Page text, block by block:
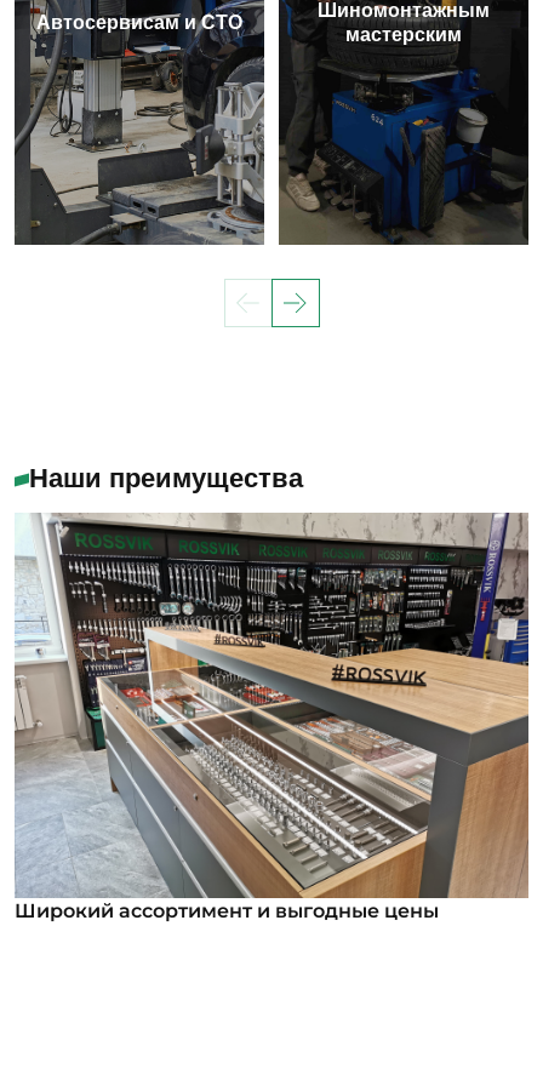
Автосервисам и СТО
Шиномонтажным
мастерским
Наши преимущества
Широкий ассортимент и выгодные цены